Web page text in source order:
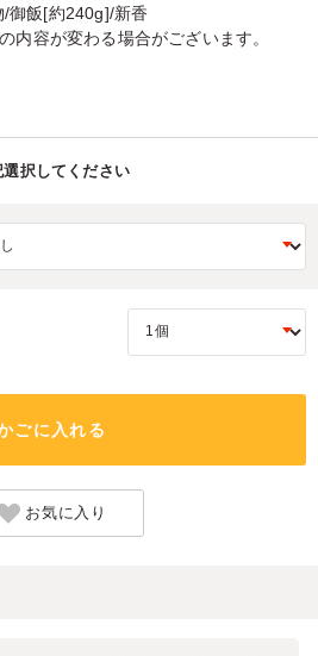
御飯[約240g]/新香
内容が変わる場合がございます。
選択してください
ごに入れる
お気に入り